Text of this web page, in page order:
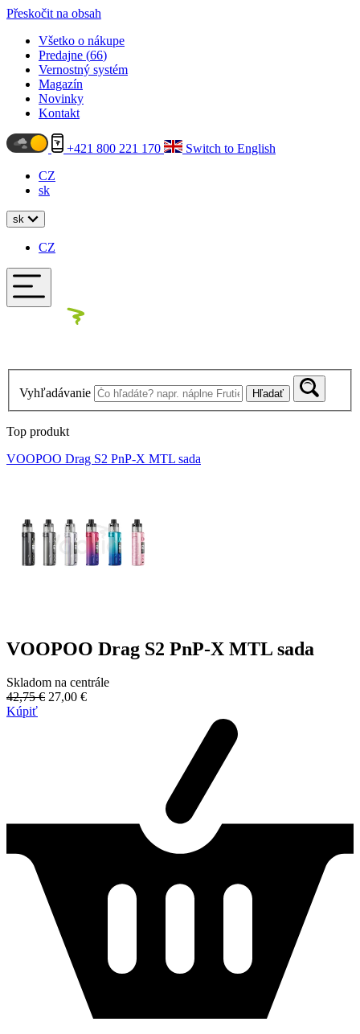
Přeskočit na obsah
Všetko o nákupe
Predajne (66)
Vernostný systém
Magazín
Novinky
Kontakt
+421 800 221 170
Switch to English
CZ
sk
sk
CZ
Vyhľadávanie Hľadať
Top produkt
VOOPOO Drag S2 PnP-X MTL sada
VOOPOO Drag S2 PnP-X MTL sada
Skladom na centrále
42,75 € 27,00 €
Kúpiť